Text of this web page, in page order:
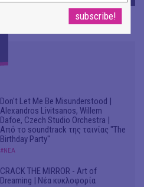
Don't Let Me Be Misunderstood |
Alexandros Livitsanos, Willem
Dafoe, Czech Studio Orchestra |
Από το soundtrack της ταινίας "The
Birthday Party"
#ΝΕΑ
CRACK THE MIRROR - Art of
Dreaming | Νέα κυκλοφορία